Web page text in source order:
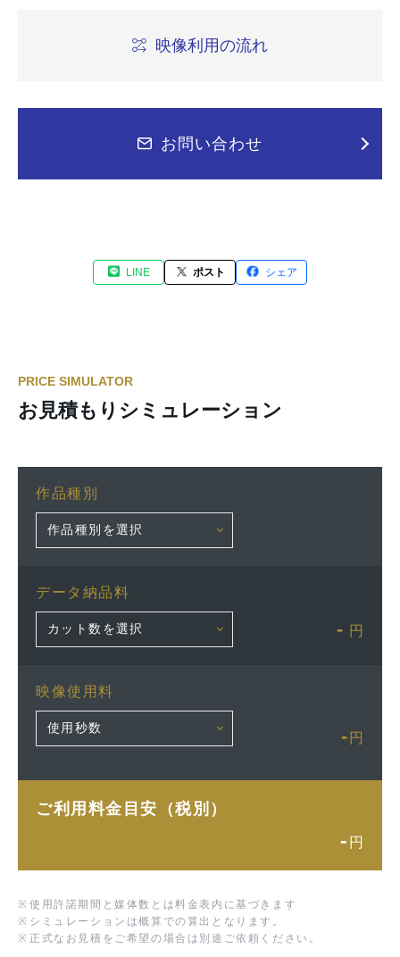
映像利用の流れ
お問い合わせ
LINE ポスト シェア
PRICE SIMULATOR
お見積もりシミュレーション
作品種別
データ納品料
- 円
映像使用料
- 円
ご利用料金目安（税別）
- 円
※ 使用許諾期間と媒体数とは料金表内に基づきます
※ シミュレーションは概算での算出となります。
※ 正式なお見積をご希望の場合は別途ご依頼ください。